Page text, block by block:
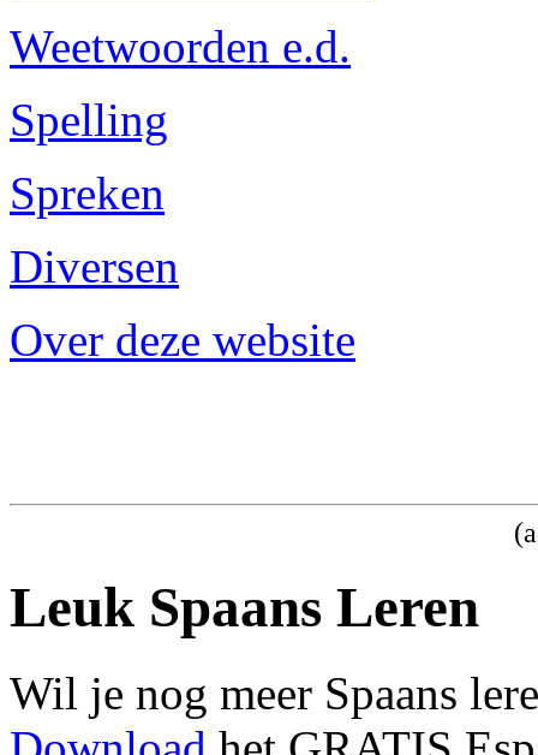
Weetwoorden e.d.
Spelling
Spreken
Diversen
Over deze website
Leuk Spaans Leren
Wil je nog meer Spaans